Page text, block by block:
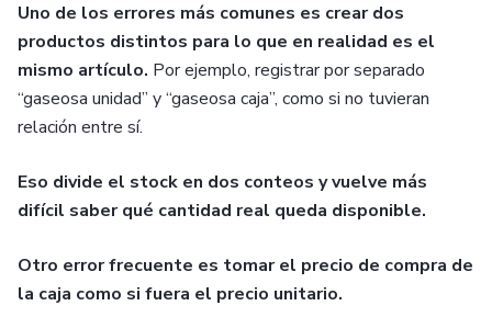
Uno de los errores más comunes es crear dos
productos distintos para lo que en realidad es el
mismo artículo. Por ejemplo, registrar por separado
“gaseosa unidad” y “gaseosa caja”, como si no tuvieran
relación entre sí.
Eso divide el stock en dos conteos y vuelve más
difícil saber qué cantidad real queda disponible.
Otro error frecuente es tomar el precio de compra de
la caja como si fuera el precio unitario.